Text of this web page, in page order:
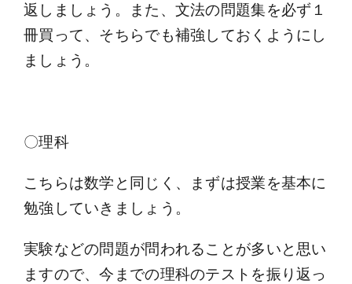
返しましょう。また、文法の問題集を必ず１
冊買って、そちらでも補強しておくようにし
ましょう。
〇理科
こちらは数学と同じく、まずは授業を基本に
勉強していきましょう。
実験などの問題が問われることが多いと思い
ますので、今までの理科のテストを振り返っ